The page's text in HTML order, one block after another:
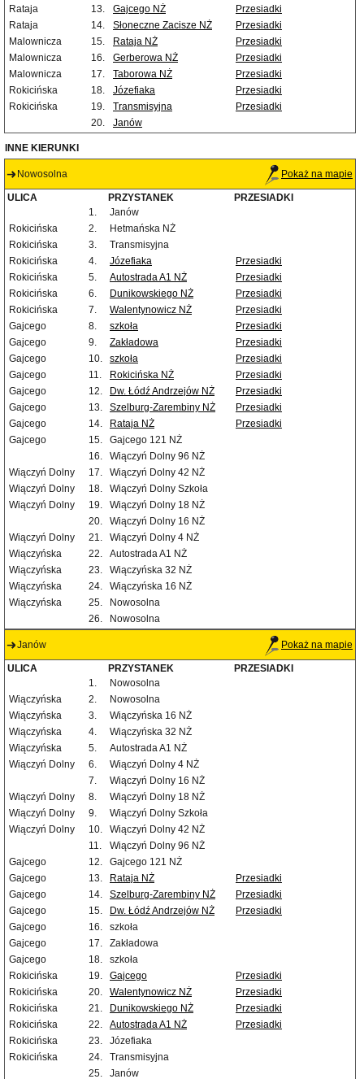
Rataja
13. Gajcego NŻ
Przesiadki
Rataja
14. Słoneczne Zacisze NŻ
Przesiadki
Malownicza
15. Rataja NŻ
Przesiadki
Malownicza
16. Gerberowa NŻ
Przesiadki
Malownicza
17. Taborowa NŻ
Przesiadki
Rokicińska
18. Józefiaka
Przesiadki
Rokicińska
19. Transmisyjna
Przesiadki
20.
Janów
INNE KIERUNKI
Nowosolna Pokaż na mapie
ULICA PRZYSTANEK
PRZESIADKI
1.
Janów
Rokicińska
2.
Hetmańska NŻ
Rokicińska
3.
Transmisyjna
Rokicińska
4. Józefiaka
Przesiadki
Rokicińska
5. Autostrada A1 NŻ
Przesiadki
Rokicińska
6. Dunikowskiego NŻ
Przesiadki
Rokicińska
7. Walentynowicz NŻ
Przesiadki
Gajcego
8. szkoła
Przesiadki
Gajcego
9. Zakładowa
Przesiadki
Gajcego
10. szkoła
Przesiadki
Gajcego
11. Rokicińska NŻ
Przesiadki
Gajcego
12. Dw. Łódź Andrzejów NŻ
Przesiadki
Gajcego
13. Szelburg-Zarembiny NŻ
Przesiadki
Gajcego
14. Rataja NŻ
Przesiadki
Gajcego
15.
Gajcego 121 NŻ
16.
Wiączyń Dolny 96 NŻ
Wiączyń Dolny
17.
Wiączyń Dolny 42 NŻ
Wiączyń Dolny
18.
Wiączyń Dolny Szkoła
Wiączyń Dolny
19.
Wiączyń Dolny 18 NŻ
20.
Wiączyń Dolny 16 NŻ
Wiączyń Dolny
21.
Wiączyń Dolny 4 NŻ
Wiączyńska
22.
Autostrada A1 NŻ
Wiączyńska
23.
Wiączyńska 32 NŻ
Wiączyńska
24.
Wiączyńska 16 NŻ
Wiączyńska
25.
Nowosolna
26.
Nowosolna
Janów Pokaż na mapie
ULICA PRZYSTANEK
PRZESIADKI
1.
Nowosolna
Wiączyńska
2.
Nowosolna
Wiączyńska
3.
Wiączyńska 16 NŻ
Wiączyńska
4.
Wiączyńska 32 NŻ
Wiączyńska
5.
Autostrada A1 NŻ
Wiączyń Dolny
6.
Wiączyń Dolny 4 NŻ
7.
Wiączyń Dolny 16 NŻ
Wiączyń Dolny
8.
Wiączyń Dolny 18 NŻ
Wiączyń Dolny
9.
Wiączyń Dolny Szkoła
Wiączyń Dolny
10.
Wiączyń Dolny 42 NŻ
11.
Wiączyń Dolny 96 NŻ
Gajcego
12.
Gajcego 121 NŻ
Gajcego
13. Rataja NŻ
Przesiadki
Gajcego
14. Szelburg-Zarembiny NŻ
Przesiadki
Gajcego
15. Dw. Łódź Andrzejów NŻ
Przesiadki
Gajcego
16.
szkoła
Gajcego
17.
Zakładowa
Gajcego
18.
szkoła
Rokicińska
19. Gajcego
Przesiadki
Rokicińska
20. Walentynowicz NŻ
Przesiadki
Rokicińska
21. Dunikowskiego NŻ
Przesiadki
Rokicińska
22. Autostrada A1 NŻ
Przesiadki
Rokicińska
23.
Józefiaka
Rokicińska
24.
Transmisyjna
25.
Janów